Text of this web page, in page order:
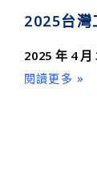
2025台灣
2025 年 4 月
閱讀更多 »